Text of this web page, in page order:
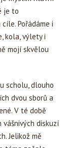
je to
Pořádáme i
kola, výlety i
mojí skvělou
scholu, dlouho
dvou sborů a
V té době
vášnivých diskuzí
Jelikož mě